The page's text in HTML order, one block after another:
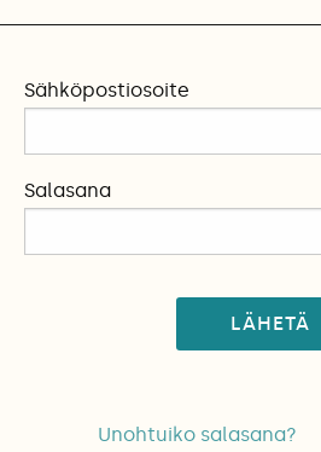
Sähköpostiosoite
Salasana
LÄHETÄ
Unohtuiko salasana?